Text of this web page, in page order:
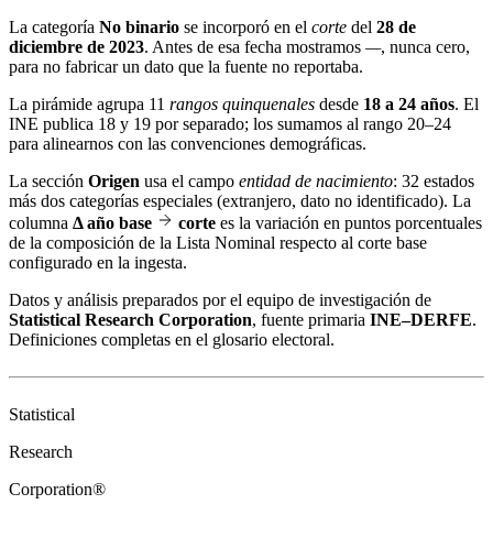
La categoría No binario se incorporó en el corte del 28 de
diciembre de 2023. Antes de esa fecha mostramos —, nunca cero,
para no fabricar un dato que la fuente no reportaba.
La pirámide agrupa 11 rangos quinquenales desde 18 a 24 años. El
INE publica 18 y 19 por separado; los sumamos al rango 20–24
para alinearnos con las convenciones demográficas.
La sección Origen usa el campo entidad de nacimiento: 32 estados
más dos categorías especiales (extranjero, dato no identificado). La
columna Δ año base corte es la variación en puntos porcentuales
de la composición de la Lista Nominal respecto al corte base
configurado en la ingesta.
Datos y análisis preparados por el equipo de investigación de
Statistical Research Corporation, fuente primaria INE–DERFE.
Definiciones completas en el glosario electoral.
Statistical
Research
Corporation®